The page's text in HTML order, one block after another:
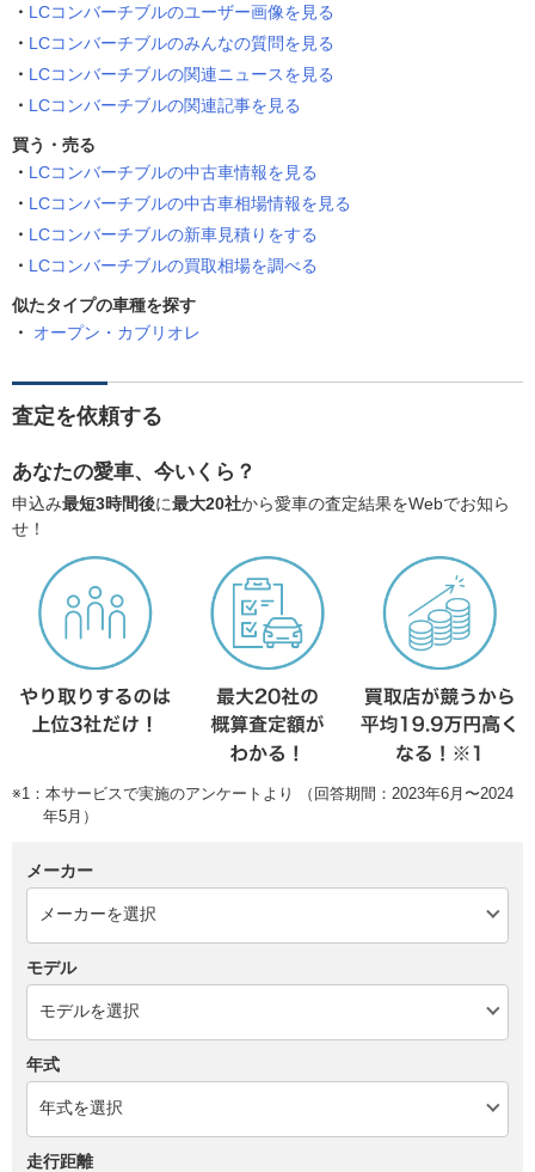
LCコンバーチブルのユーザー画像を見る
LCコンバーチブルのみんなの質問を見る
LCコンバーチブルの関連ニュースを見る
LCコンバーチブルの関連記事を見る
買う・売る
LCコンバーチブルの中古車情報を見る
LCコンバーチブルの中古車相場情報を見る
LCコンバーチブルの新車見積りをする
LCコンバーチブルの買取相場を調べる
似たタイプの車種を探す
オープン・カブリオレ
査定を依頼する
あなたの愛車、今いくら？
申込み最短3時間後に最大20社から愛車の査定結果をWebでお知ら
せ！
※1：本サービスで実施のアンケートより （回答期間：2023年6月〜2024
年5月）
メーカー
モデル
年式
走行距離